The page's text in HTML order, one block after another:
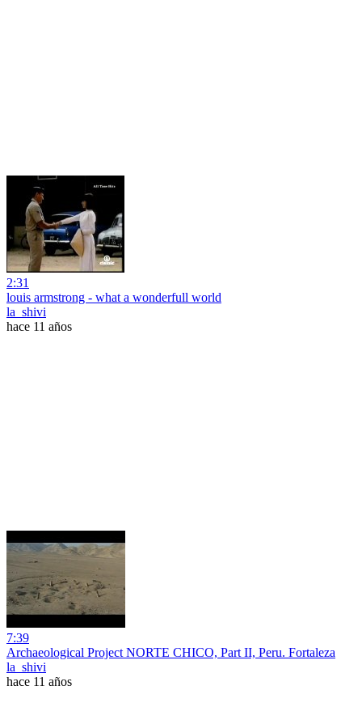
2:31
louis armstrong - what a wonderfull world
la_shivi
hace 11 años
7:39
Archaeological Project NORTE CHICO, Part II, Peru. Fortaleza
la_shivi
hace 11 años